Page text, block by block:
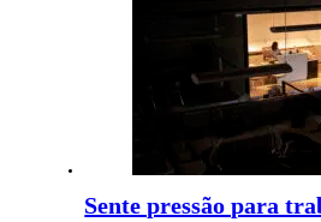
Sente pressão para